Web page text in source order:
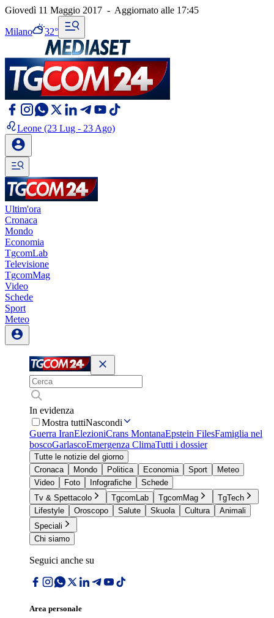
Giovedì 11 Maggio 2017 - Aggiornato alle 17:45
Milano 32°
Leone (23 Lug - 23 Ago)
Ultim'ora
Cronaca
Mondo
Economia
TgcomLab
Televisione
TgcomMag
Video
Schede
Sport
Meteo
In evidenza
Mostra tuttiNascondi
Guerra IranElezioniCrans MontanaEpstein FilesFamiglia nel
boscoGarlascoEmergenza ClimaTutti i dossier
Tutte le notizie del giorno
Cronaca
Mondo Politica Economia Sport
Meteo
Video
Foto Infografiche
Schede
Tv & Spettacolo
TgcomLab TgcomMag
TgTech
Lifestyle
Oroscopo Salute Skuola Cultura
Animali
Speciali
Chi siamo
Seguici anche su
Area personale